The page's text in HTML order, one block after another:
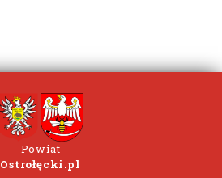
Powiat
Ostrołęcki.pl